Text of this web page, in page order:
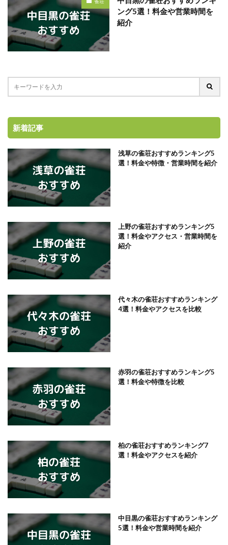
雀荘
ング5選！料金や営業時間を
紹介
新着記事
浅草の雀荘おすすめランキング5
選！料金や特徴・営業時間を紹介
上野の雀荘おすすめランキング5
選！料金やアクセス・営業時間を
紹介
代々木の雀荘おすすめランキング
4選！料金やアクセスを比較
赤羽の雀荘おすすめランキング5
選！料金や特徴を比較
柏の雀荘おすすめランキング7
選！料金やアクセスを紹介
中目黒の雀荘おすすめランキング
5選！料金や営業時間を紹介